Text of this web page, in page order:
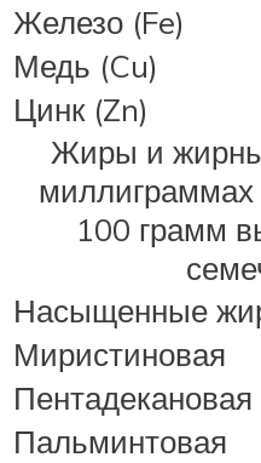
Железо (Fe)
Медь (Cu)
Цинк (Zn)
Жиры и
миллиграммах
100 грамм
Насыщенные
Миристиновая
Пентадекановая
Пальминтовая